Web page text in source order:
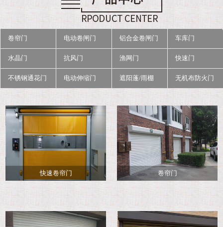
卷帘门 电动卷闸门 铝合金卷闸门 车库门
水晶门 抗风门 渔网门 快速门
不锈钢通花门 电动伸缩门 遮阳蓬/雨棚 无机布防火门
快速卷帘门 卷帘门